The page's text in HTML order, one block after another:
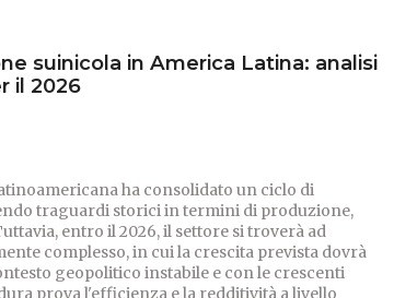
suinicola in America Latina: analisi
il 2026
ha consolidato un ciclo di
traguardi storici in termini di produzione,
entro il 2026, il settore si troverà ad
complesso, in cui la crescita prevista dovrà
geopolitico instabile e con le crescenti
prova l'efficienza e la redditività a livello